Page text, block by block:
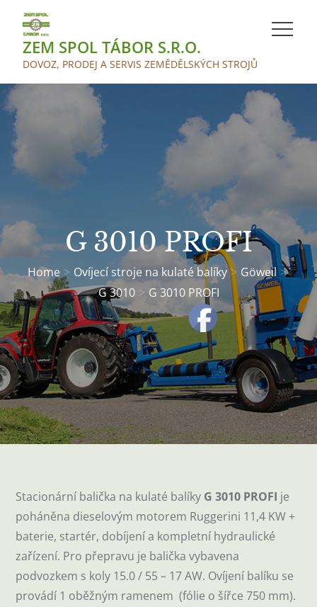
contentZEM SPOL TÁBOR S.R.O.
DOVOZ, PRODEJ A SERVIS ZEMĚDĚLSKÝCH STROJŮ
G 3010 PROFI
Home Ovíjecí stroje na kulaté balíky
Göweil
G 3010
G 3010 PROFI
Stacionární balička na kulaté balíky G 3010 PROFI je
poháněna dieselovým motorem Ruggerini 11,4 KW +
baterie, startér, dobíjení a kompletní hydraulické
zařízení. Pro přepravu je balička vybavena
podvozkem s koly 15.0 / 55 – 17 AW. Ovíjení balíku se
provádí 1 oběžným ramenem (fólie o šířce 750 mm).